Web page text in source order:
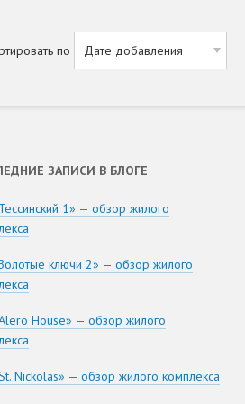
по
ЗАПИСИ В БЛОГЕ
1» — обзор жилого
ключи 2» — обзор жилого
House» — обзор жилого
Nickolas» — обзор жилого комплекса